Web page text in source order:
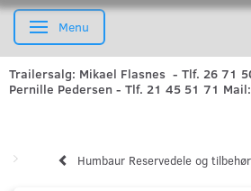
Skifte navigation
Menu
Trailersalg: Mikael Flasnes - Tlf. 26 71
Pernille Pedersen - Tlf. 21 45 51 71
Humbaur Reservedele og tilbehør